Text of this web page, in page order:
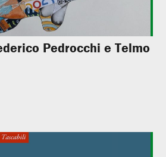
Pedrocchi e Telmo